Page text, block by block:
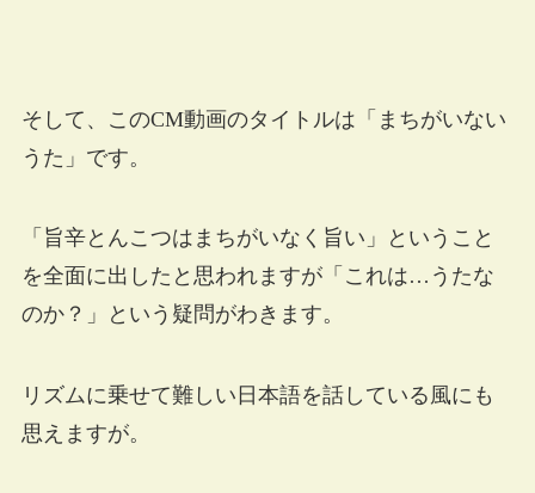
そして、このCM動画のタイトルは「まちがいない
うた」です。
「旨辛とんこつはまちがいなく旨い」ということ
を全面に出したと思われますが「これは…うたな
のか？」という疑問がわきます。
リズムに乗せて難しい日本語を話している風にも
思えますが。